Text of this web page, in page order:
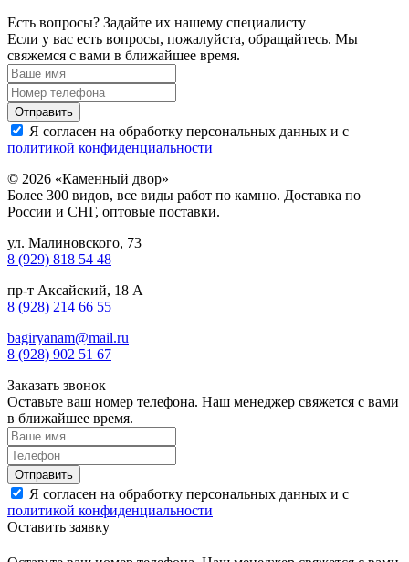
Есть вопросы? Задайте их нашему специалисту
Если у вас есть вопросы, пожалуйста, обращайтесь. Мы
свяжемся с вами в ближайшее время.
Я согласен на обработку персональных данных и с
политикой конфиденциальности
© 2026 «Каменный двор»
Более 300 видов, все виды работ по камню. Доставка по
России и СНГ, оптовые поставки.
ул. Малиновского, 73
8 (929) 818 54 48
пр-т Аксайский, 18 А
8 (928) 214 66 55
bagiryanam@mail.ru
8 (928) 902 51 67
Заказать звонок
Оставьте ваш номер телефона. Наш менеджер свяжется с вами
в ближайшее время.
Я согласен на обработку персональных данных и с
политикой конфиденциальности
Оставить заявку